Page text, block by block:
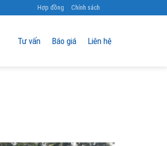
Hợp đồng Chính sách
Tư vấn Báo giá Liên hệ